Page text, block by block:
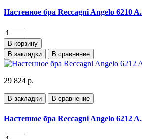
Настенное бра Reccagni Angelo 6210
В корзину
В закладки
В сравнение
29 824 р.
В закладки В сравнение
Настенное бра Reccagni Angelo 6212